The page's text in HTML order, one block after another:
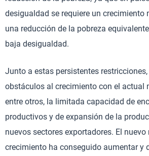
desigualdad se requiere un crecimiento
una reducción de la pobreza
baja desigualdad.
Junto a estas persistentes
obstáculos al crecimiento con el actual
entre otros, la limitada capacidad de
productivos y de expansión de la
nuevos sectores exportadores. El nuevo
crecimiento ha conseguido aumentar y